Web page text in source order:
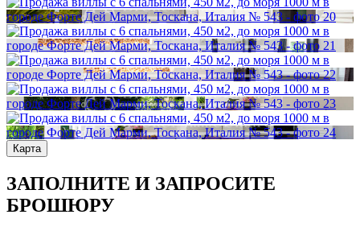
Карта
ЗАПОЛНИТЕ И ЗАПРОСИТЕ
БРОШЮРУ